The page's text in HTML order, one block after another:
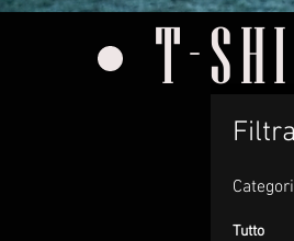
Tutto
T-